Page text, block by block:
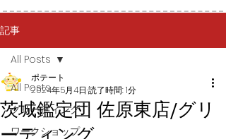
記事
All Posts
グリーティング
ワークショップ
All Posts
茨城鑑定団 佐原東店/グリ
ポテート
2024年5月4日 読了時間: 1分